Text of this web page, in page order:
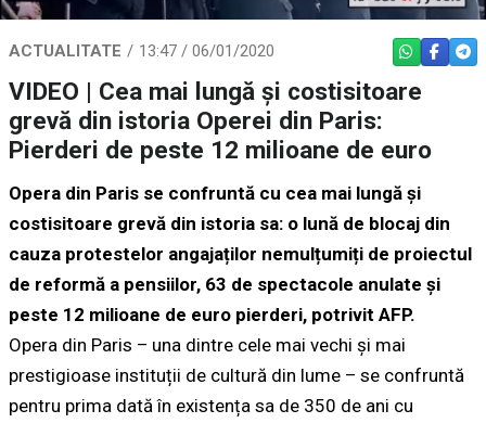
ACTUALITATE 13:47 / 06/01/2020 WHATSAPP
VIDEO | Cea mai lungă și costisitoare
grevă din istoria Operei din Paris:
Pierderi de peste 12 milioane de euro
Opera din Paris se confruntă cu cea mai lungă și
costisitoare grevă din istoria sa: o lună de blocaj din
cauza protestelor angajaților nemulțumiți de proiectul
de reformă a pensiilor, 63 de spectacole anulate şi
peste 12 milioane de euro pierderi, potrivit AFP.
Opera din Paris – una dintre cele mai vechi și mai
prestigioase instituții de cultură din lume – se confruntă
pentru prima dată în existența sa de 350 de ani cu